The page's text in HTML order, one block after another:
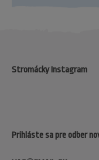
Prihláste sa pre odber
Stromácky Instagram